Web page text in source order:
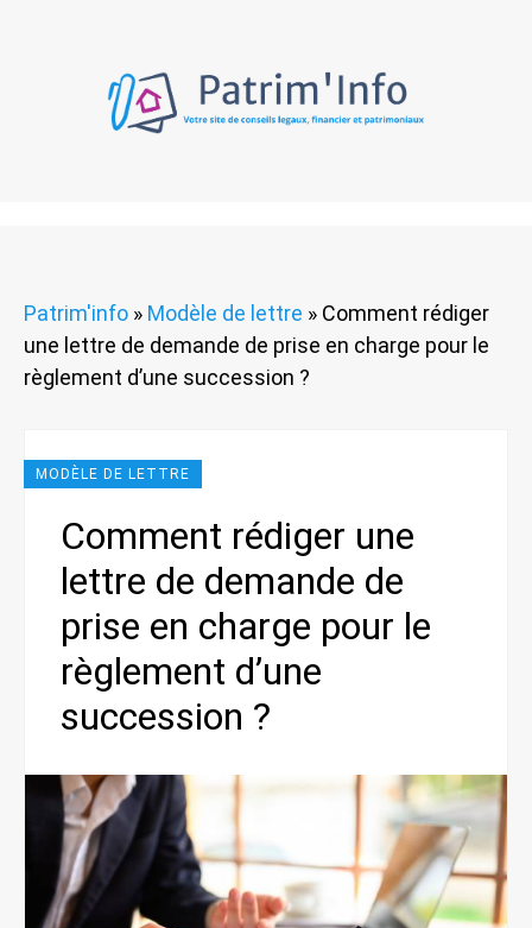
Patrim'info » Modèle de lettre » Comment rédiger
une lettre de demande de prise en charge pour le
règlement d’une succession ?
MODÈLE DE LETTRE
Comment rédiger une
lettre de demande de
prise en charge pour le
règlement d’une
succession ?